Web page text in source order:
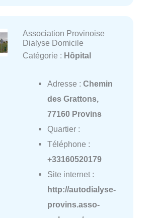
Association Provinoise
Dialyse Domicile
Catégorie : Hôpital
Adresse : Chemin
des Grattons,
77160 Provins
Quartier :
Téléphone :
+33160520179
Site internet :
http://autodialyse-
provins.asso-